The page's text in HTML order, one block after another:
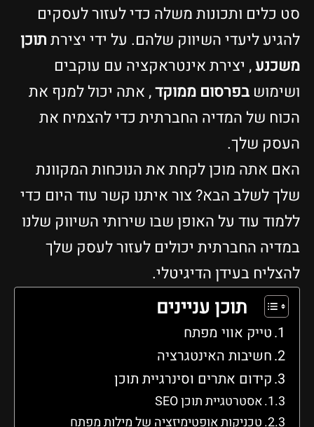
סט כלים ותכונות משלה כדי לעזור לעסקים
להגיע ליעדי השיווק שלהם. על ידי יצירתתוכן
משכנע, יצירת אינטראקציה עם עוקבים
ושימוש בפרסום ממוקד, אתה יכול למנף את
הכוח של המדיה החברתית כדי להצמיח את
העסק שלך.
האם אתה מוכן לקחת את הנוכחות המקוונת
שלך לשלב הבא? צור איתנו קשר עוד היום כדי
ללמוד עוד על האופן שבו שירותי השיווק שלנו
במדיה החברתית יכולים לעזור לעסק שלך
להצליח בעידן הדיגיטלי.
תוכן עניינים
טייק אווי מפתח
חשיבות האינטגרציה
קידום אתרים וסינרגיית תוכן
אסטרטגיית תוכן SEO
טכניקות אופטימיזציה של מילות מפתח